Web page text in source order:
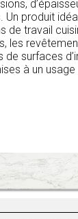
Un produit
de travail
les
de surfaces
à un usage